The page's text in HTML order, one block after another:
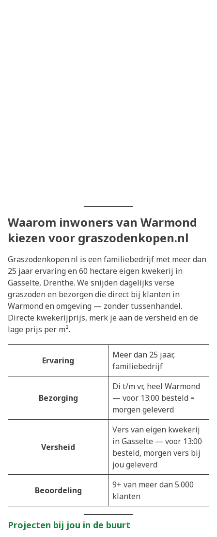
Waarom inwoners van Warmond
kiezen voor graszodenkopen.nl
Graszodenkopen.nl is een familiebedrijf met meer dan
25 jaar ervaring en 60 hectare eigen kwekerij in
Gasselte, Drenthe. We snijden dagelijks verse
graszoden en bezorgen die direct bij klanten in
Warmond en omgeving — zonder tussenhandel.
Directe kwekerijprijs, merk je aan de versheid en de
lage prijs per m².
Ervaring
Meer dan 25 jaar,
familiebedrijf
Bezorging
Di t/m vr, heel Warmond
— voor 13:00 besteld =
morgen geleverd
Versheid
Vers van eigen kwekerij
in Gasselte — voor 13:00
besteld, morgen vers bij
jou geleverd
Beoordeling
9+ van meer dan 5.000
klanten
Projecten bij jou in de buurt